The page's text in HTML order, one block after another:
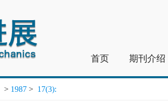
首页 期刊介绍
> 1987 > 17(3):